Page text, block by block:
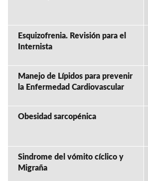
Esquizofrenia. Revisión para el
Internista
Manejo de Lípidos para prevenir
la Enfermedad Cardiovascular
Obesidad sarcopénica
Sindrome del vómito cíclico y
Migraña